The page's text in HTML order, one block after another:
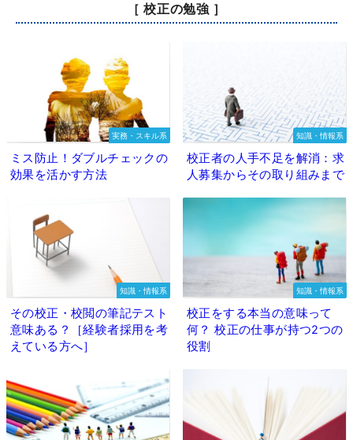
［ 校正の勉強 ］
実務・スキル系
ミス防止！ダブルチェックの
効果を活かす方法
知識・情報系
校正者の人手不足を解消：求
人募集からその取り組みまで
知識・情報系
その校正・校閲の筆記テスト
意味ある？［経験者採用を考
えている方へ］
知識・情報系
校正をする本当の意味って
何？ 校正の仕事が持つ2つの
役割